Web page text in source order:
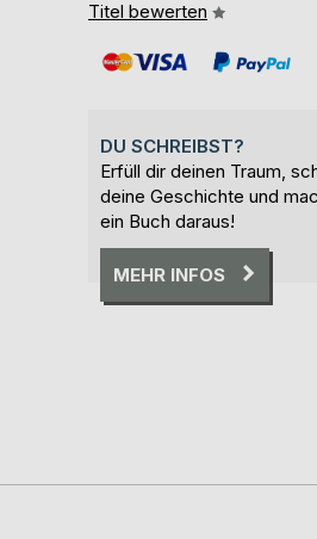
Titel bewerten
DU SCHREIBST?
Erfüll dir deinen Traum,
deine Geschichte und
ein Buch daraus!
MEHR INFOS